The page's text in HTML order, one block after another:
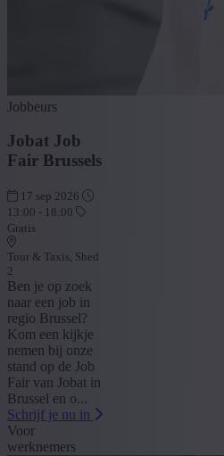
Jobbeurs
Jobat Job
Fair Brussels
17 sep 2026
13:00 - 18:00
Gratis
Tour & Taxis, Shed
2
Ben je op zoek
naar een job in
regio Brussel?
Kom een kijkje
nemen bij onze
stand op de Job
Fair van Jobat in
Brussel en o...
Schrijf je nu in
Voor
werknemers